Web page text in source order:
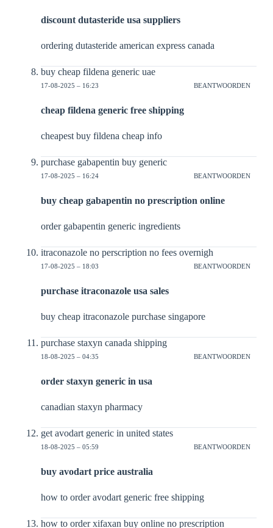
discount dutasteride usa suppliers
ordering dutasteride american express canada
buy cheap fildena generic uae
17-08-2025 – 16:23 BEANTWOORDEN
cheap fildena generic free shipping
cheapest buy fildena cheap info
purchase gabapentin buy generic
17-08-2025 – 16:24 BEANTWOORDEN
buy cheap gabapentin no prescription online
order gabapentin generic ingredients
itraconazole no perscription no fees overnigh
17-08-2025 – 18:03 BEANTWOORDEN
purchase itraconazole usa sales
buy cheap itraconazole purchase singapore
purchase staxyn canada shipping
18-08-2025 – 04:35 BEANTWOORDEN
order staxyn generic in usa
canadian staxyn pharmacy
get avodart generic in united states
18-08-2025 – 05:59 BEANTWOORDEN
buy avodart price australia
how to order avodart generic free shipping
how to order xifaxan buy online no prescription